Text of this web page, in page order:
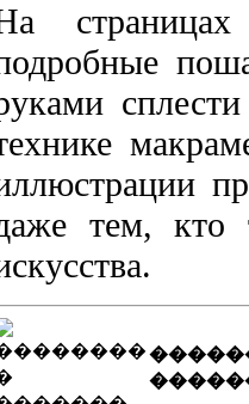
сплести
тем, кто